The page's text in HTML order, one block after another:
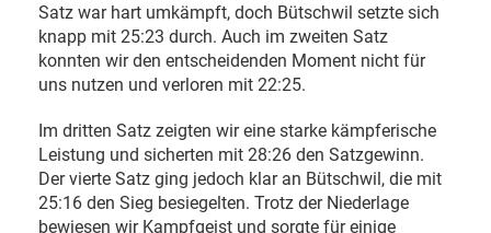
Satz war hart umkämpft, doch Bütschwil setzte sich
knapp mit 25:23 durch. Auch im zweiten Satz
konnten wir den entscheidenden Moment nicht für
uns nutzen und verloren mit 22:25.
Im dritten Satz zeigten wir eine starke kämpferische
Leistung und sicherten mit 28:26 den Satzgewinn.
Der vierte Satz ging jedoch klar an Bütschwil, die mit
25:16 den Sieg besiegelten. Trotz der Niederlage
bewiesen wir Kampfgeist und sorgte für einige